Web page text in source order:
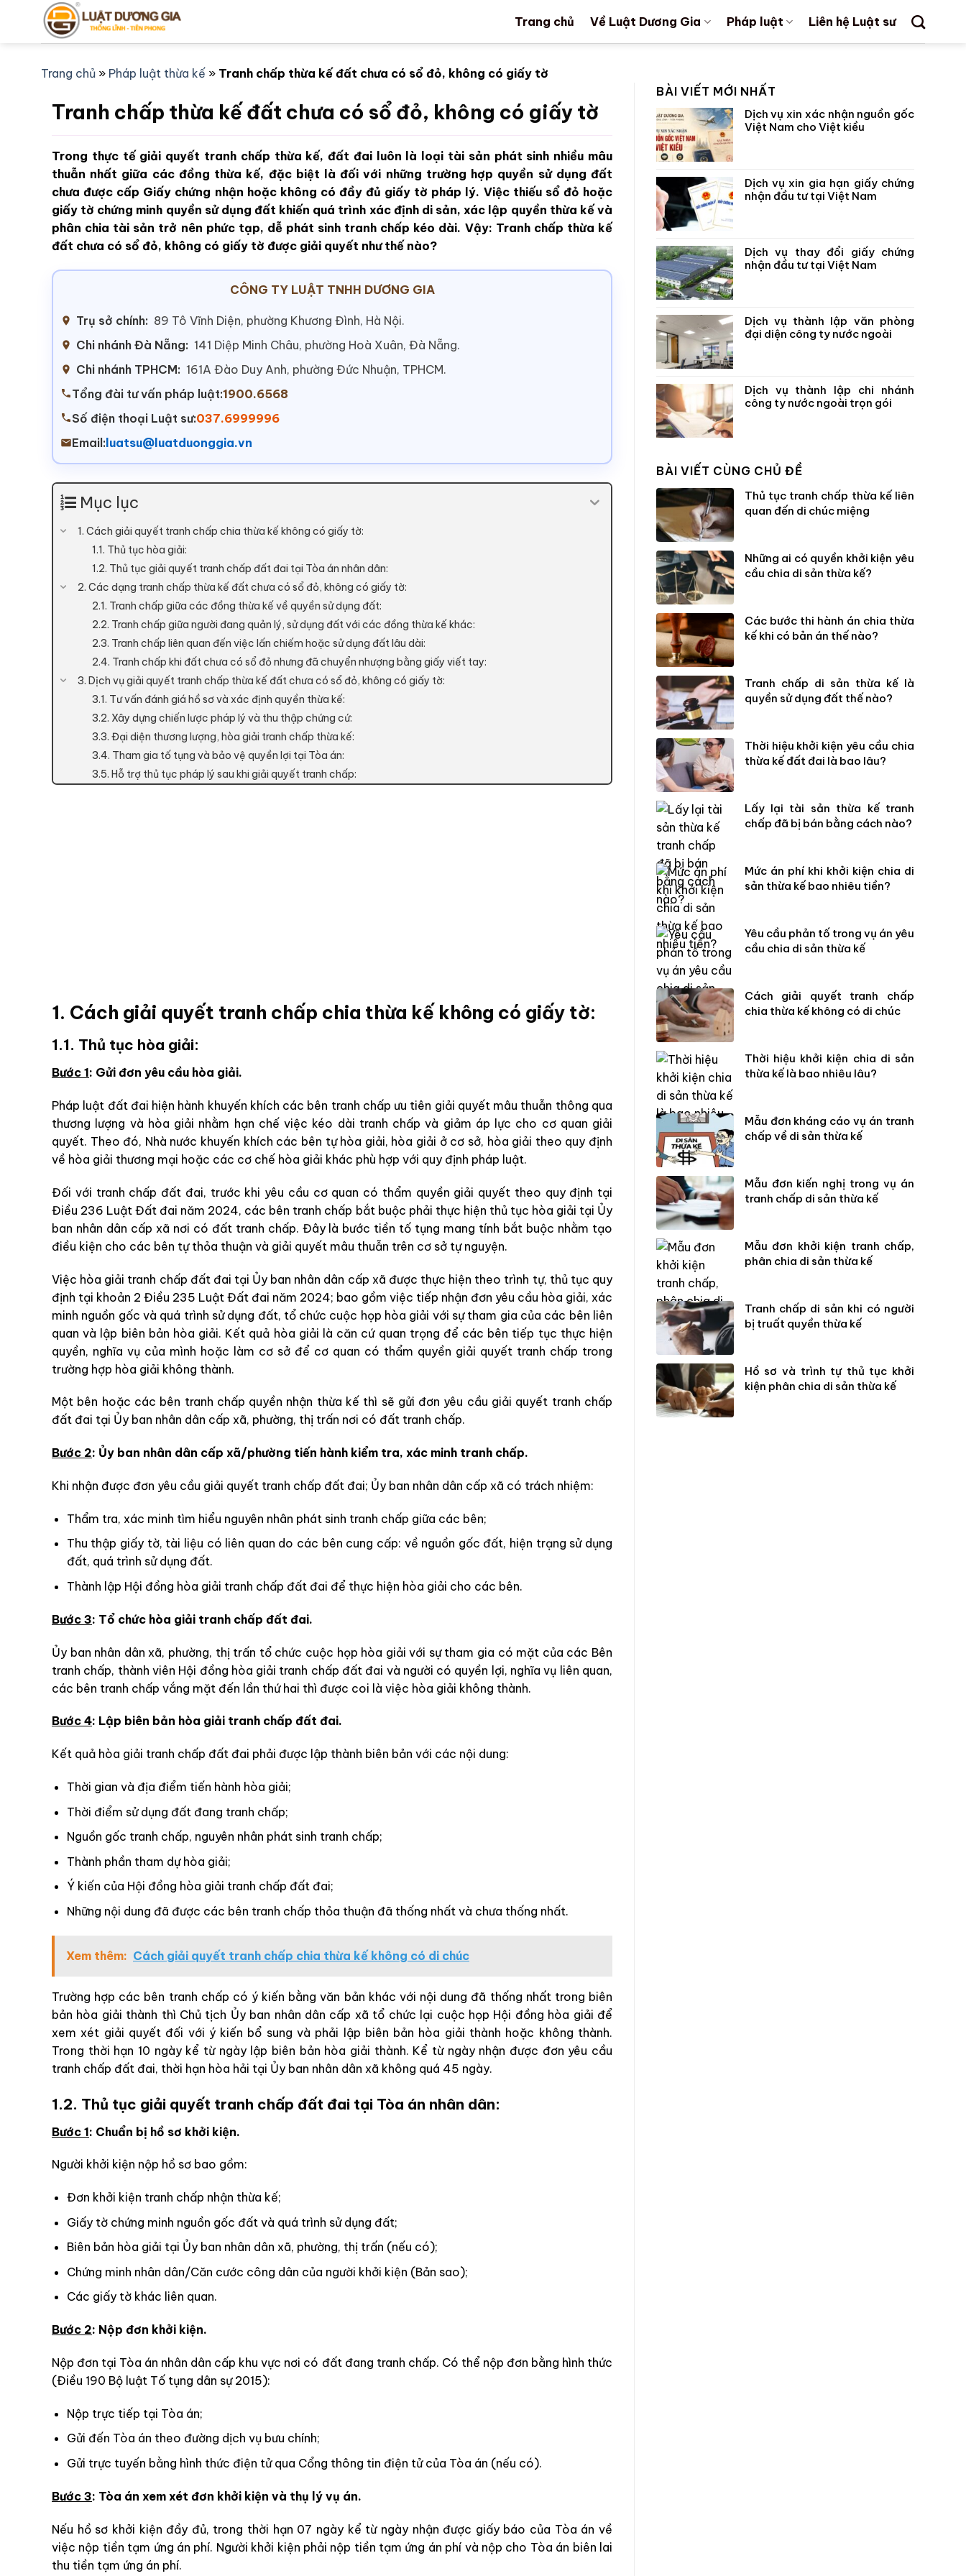
Trang chủ Về Luật Dương Gia Pháp luật Liên hệ Luật sư
Trang chủ » Pháp luật thừa kế » Tranh chấp thừa kế đất chưa có sổ đỏ, không có giấy tờ
Tranh chấp thừa kế đất chưa có sổ đỏ, không có giấy tờ
Trong thực tế giải quyết tranh chấp thừa kế, đất đai luôn là loại tài sản phát sinh nhiều mâu
thuẫn nhất giữa các đồng thừa kế, đặc biệt là đối với những trường hợp quyền sử dụng đất
chưa được cấp Giấy chứng nhận hoặc không có đầy đủ giấy tờ pháp lý. Việc thiếu sổ đỏ hoặc
giấy tờ chứng minh quyền sử dụng đất khiến quá trình xác định di sản, xác lập quyền thừa kế và
phân chia tài sản trở nên phức tạp, dễ phát sinh tranh chấp kéo dài. Vậy: Tranh chấp thừa kế
đất chưa có sổ đỏ, không có giấy tờ được giải quyết như thế nào?
CÔNG TY LUẬT TNHH DƯƠNG GIA
Trụ sở chính: 89 Tô Vĩnh Diện, phường Khương Đình, Hà Nội.
Chi nhánh Đà Nẵng: 141 Diệp Minh Châu, phường Hoà Xuân, Đà Nẵng.
Chi nhánh TPHCM: 161A Đào Duy Anh, phường Đức Nhuận, TPHCM.
Tổng đài tư vấn pháp luật:1900.6568
Số điện thoại Luật sư:037.6999996
Email: luatsu@luatduonggia.vn
Mục lục
1. Cách giải quyết tranh chấp chia thừa kế không có giấy tờ:
1.1. Thủ tục hòa giải:
1.2. Thủ tục giải quyết tranh chấp đất đai tại Tòa án nhân dân:
2. Các dạng tranh chấp thừa kế đất chưa có sổ đỏ, không có giấy tờ:
2.1. Tranh chấp giữa các đồng thừa kế về quyền sử dụng đất:
2.2. Tranh chấp giữa người đang quản lý, sử dụng đất với các đồng thừa kế khác:
2.3. Tranh chấp liên quan đến việc lấn chiếm hoặc sử dụng đất lâu dài:
2.4. Tranh chấp khi đất chưa có sổ đỏ nhưng đã chuyển nhượng bằng giấy viết tay:
3. Dịch vụ giải quyết tranh chấp thừa kế đất chưa có sổ đỏ, không có giấy tờ:
3.1. Tư vấn đánh giá hồ sơ và xác định quyền thừa kế:
3.2. Xây dựng chiến lược pháp lý và thu thập chứng cứ:
3.3. Đại diện thương lượng, hòa giải tranh chấp thừa kế:
3.4. Tham gia tố tụng và bảo vệ quyền lợi tại Tòa án:
3.5. Hỗ trợ thủ tục pháp lý sau khi giải quyết tranh chấp:
1. Cách giải quyết tranh chấp chia thừa kế không có giấy tờ:
1.1. Thủ tục hòa giải:
Bước 1: Gửi đơn yêu cầu hòa giải.
Pháp luật đất đai hiện hành khuyến khích các bên tranh chấp ưu tiên giải quyết mâu thuẫn thông qua
thương lượng và hòa giải nhằm hạn chế việc kéo dài tranh chấp và giảm áp lực cho cơ quan giải
quyết. Theo đó, Nhà nước khuyến khích các bên tự hòa giải, hòa giải ở cơ sở, hòa giải theo quy định
về hòa giải thương mại hoặc các cơ chế hòa giải khác phù hợp với quy định pháp luật.
Đối với tranh chấp đất đai, trước khi yêu cầu cơ quan có thẩm quyền giải quyết theo quy định tại
Điều 236 Luật Đất đai năm 2024, các bên tranh chấp bắt buộc phải thực hiện thủ tục hòa giải tại Ủy
ban nhân dân cấp xã nơi có đất tranh chấp. Đây là bước tiền tố tụng mang tính bắt buộc nhằm tạo
điều kiện cho các bên tự thỏa thuận và giải quyết mâu thuẫn trên cơ sở tự nguyện.
Việc hòa giải tranh chấp đất đai tại Ủy ban nhân dân cấp xã được thực hiện theo trình tự, thủ tục quy
định tại khoản 2 Điều 235 Luật Đất đai năm 2024; bao gồm việc tiếp nhận đơn yêu cầu hòa giải, xác
minh nguồn gốc và quá trình sử dụng đất, tổ chức cuộc họp hòa giải với sự tham gia của các bên liên
quan và lập biên bản hòa giải. Kết quả hòa giải là căn cứ quan trọng để các bên tiếp tục thực hiện
quyền, nghĩa vụ của mình hoặc làm cơ sở để cơ quan có thẩm quyền giải quyết tranh chấp trong
trường hợp hòa giải không thành.
Một bên hoặc các bên tranh chấp quyền nhận thừa kế thì sẽ gửi đơn yêu cầu giải quyết tranh chấp
đất đai tại Ủy ban nhân dân cấp xã, phường, thị trấn nơi có đất tranh chấp.
Bước 2: Ủy ban nhân dân cấp xã/phường tiến hành kiểm tra, xác minh tranh chấp.
Khi nhận được đơn yêu cầu giải quyết tranh chấp đất đai; Ủy ban nhân dân cấp xã có trách nhiệm:
Thẩm tra, xác minh tìm hiểu nguyên nhân phát sinh tranh chấp giữa các bên;
Thu thập giấy tờ, tài liệu có liên quan do các bên cung cấp: về nguồn gốc đất, hiện trạng sử dụng
đất, quá trình sử dụng đất.
Thành lập Hội đồng hòa giải tranh chấp đất đai để thực hiện hòa giải cho các bên.
Bước 3: Tổ chức hòa giải tranh chấp đất đai.
Ủy ban nhân dân xã, phường, thị trấn tổ chức cuộc họp hòa giải với sự tham gia có mặt của các Bên
tranh chấp, thành viên Hội đồng hòa giải tranh chấp đất đai và người có quyền lợi, nghĩa vụ liên quan,
các bên tranh chấp vắng mặt đến lần thứ hai thì được coi là việc hòa giải không thành.
Bước 4: Lập biên bản hòa giải tranh chấp đất đai.
Kết quả hòa giải tranh chấp đất đai phải được lập thành biên bản với các nội dung:
Thời gian và địa điểm tiến hành hòa giải;
Thời điểm sử dụng đất đang tranh chấp;
Nguồn gốc tranh chấp, nguyên nhân phát sinh tranh chấp;
Thành phần tham dự hòa giải;
Ý kiến của Hội đồng hòa giải tranh chấp đất đai;
Những nội dung đã được các bên tranh chấp thỏa thuận đã thống nhất và chưa thống nhất.
Xem thêm: Cách giải quyết tranh chấp chia thừa kế không có di chúc
Trường hợp các bên tranh chấp có ý kiến bằng văn bản khác với nội dung đã thống nhất trong biên
bản hòa giải thành thì Chủ tịch Ủy ban nhân dân cấp xã tổ chức lại cuộc họp Hội đồng hòa giải để
xem xét giải quyết đối với ý kiến bổ sung và phải lập biên bản hòa giải thành hoặc không thành.
Trong thời hạn 10 ngày kể từ ngày lập biên bản hòa giải thành. Kể từ ngày nhận được đơn yêu cầu
tranh chấp đất đai, thời hạn hòa hải tại Ủy ban nhân dân xã không quá 45 ngày.
1.2. Thủ tục giải quyết tranh chấp đất đai tại Tòa án nhân dân:
Bước 1: Chuẩn bị hồ sơ khởi kiện.
Người khởi kiện nộp hồ sơ bao gồm:
Đơn khởi kiện tranh chấp nhận thừa kế;
Giấy tờ chứng minh nguồn gốc đất và quá trình sử dụng đất;
Biên bản hòa giải tại Ủy ban nhân dân xã, phường, thị trấn (nếu có);
Chứng minh nhân dân/Căn cước công dân của người khởi kiện (Bản sao);
Các giấy tờ khác liên quan.
Bước 2: Nộp đơn khởi kiện.
Nộp đơn tại Tòa án nhân dân cấp khu vực nơi có đất đang tranh chấp. Có thể nộp đơn bằng hình thức
(Điều 190 Bộ luật Tố tụng dân sự 2015):
Nộp trực tiếp tại Tòa án;
Gửi đến Tòa án theo đường dịch vụ bưu chính;
Gửi trực tuyến bằng hình thức điện tử qua Cổng thông tin điện tử của Tòa án (nếu có).
Bước 3: Tòa án xem xét đơn khởi kiện và thụ lý vụ án.
Nếu hồ sơ khởi kiện đầy đủ, trong thời hạn 07 ngày kể từ ngày nhận được giấy báo của Tòa án về
việc nộp tiền tạm ứng án phí. Người khởi kiện phải nộp tiền tạm ứng án phí và nộp cho Tòa án biên lai
thu tiền tạm ứng án phí.
BÀI VIẾT MỚI NHẤT
Dịch vụ xin xác nhận nguồn gốc
Việt Nam cho Việt kiều
Dịch vụ xin gia hạn giấy chứng
nhận đầu tư tại Việt Nam
Dịch vụ thay đổi giấy chứng
nhận đầu tư tại Việt Nam
Dịch vụ thành lập văn phòng
đại diện công ty nước ngoài
Dịch vụ thành lập chi nhánh
công ty nước ngoài trọn gói
BÀI VIẾT CÙNG CHỦ ĐỀ
Thủ tục tranh chấp thừa kế liên
quan đến di chúc miệng
Những ai có quyền khởi kiện yêu
cầu chia di sản thừa kế?
Các bước thi hành án chia thừa
kế khi có bản án thế nào?
Tranh chấp di sản thừa kế là
quyền sử dụng đất thế nào?
Thời hiệu khởi kiện yêu cầu chia
thừa kế đất đai là bao lâu?
Lấy lại tài sản thừa kế tranh
chấp đã bị bán bằng cách nào?
Mức án phí khi khởi kiện chia di
sản thừa kế bao nhiêu tiền?
Yêu cầu phản tố trong vụ án yêu
cầu chia di sản thừa kế
Cách giải quyết tranh chấp
chia thừa kế không có di chúc
Thời hiệu khởi kiện chia di sản
thừa kế là bao nhiêu lâu?
Mẫu đơn kháng cáo vụ án tranh
chấp về di sản thừa kế
Mẫu đơn kiến nghị trong vụ án
tranh chấp di sản thừa kế
Mẫu đơn khởi kiện tranh chấp,
phân chia di sản thừa kế
Tranh chấp di sản khi có người
bị truất quyền thừa kế
Hồ sơ và trình tự thủ tục khởi
kiện phân chia di sản thừa kế